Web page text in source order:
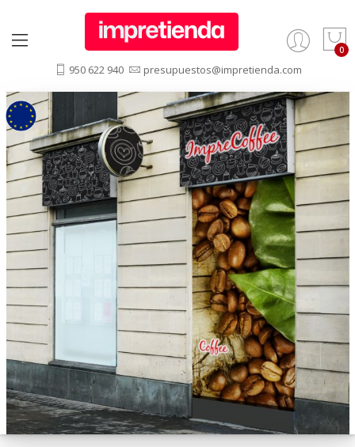
¿Olvidó su contraseña?
Entrar
950 622 940 presupuestos@impretienda.com